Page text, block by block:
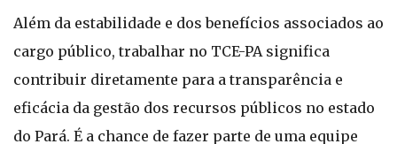
Além da estabilidade e dos benefícios associados ao
cargo público, trabalhar no TCE-PA significa
contribuir diretamente para a transparência e
eficácia da gestão dos recursos públicos no estado
do Pará. É a chance de fazer parte de uma equipe